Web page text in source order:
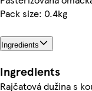
Pack size: 0.4kg
Ingredients
Ingredients
Rajčatová dužina s